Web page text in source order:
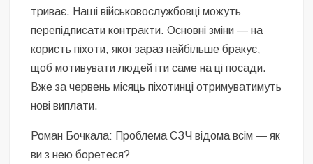
триває. Наші військовослужбовці можуть
перепідписати контракти. Основні зміни — на
користь піхоти, якої зараз найбільше бракує,
щоб мотивувати людей іти саме на ці посади.
Вже за червень місяць піхотинці отримуватимуть
нові виплати.
Роман Бочкала: Проблема СЗЧ відома всім — як
ви з нею боретеся?